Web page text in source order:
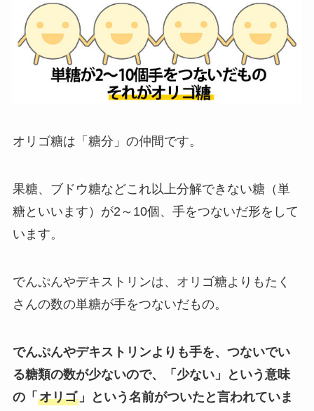
オリゴ糖は「糖分」の仲間です。
果糖、ブドウ糖などこれ以上分解できない糖（単
糖といいます）が2～10個、手をつないだ形をして
います。
でんぷんやデキストリンは、オリゴ糖よりもたく
さんの数の単糖が手をつないだもの。
でんぷんやデキストリンよりも手を、つないでい
る糖類の数が少ないので、「少ない」という意味
の「 オリゴ」という名前がついたと言われていま